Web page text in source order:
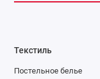
Текстиль
Постельное белье